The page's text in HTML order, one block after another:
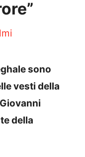
sono
vesti della
della